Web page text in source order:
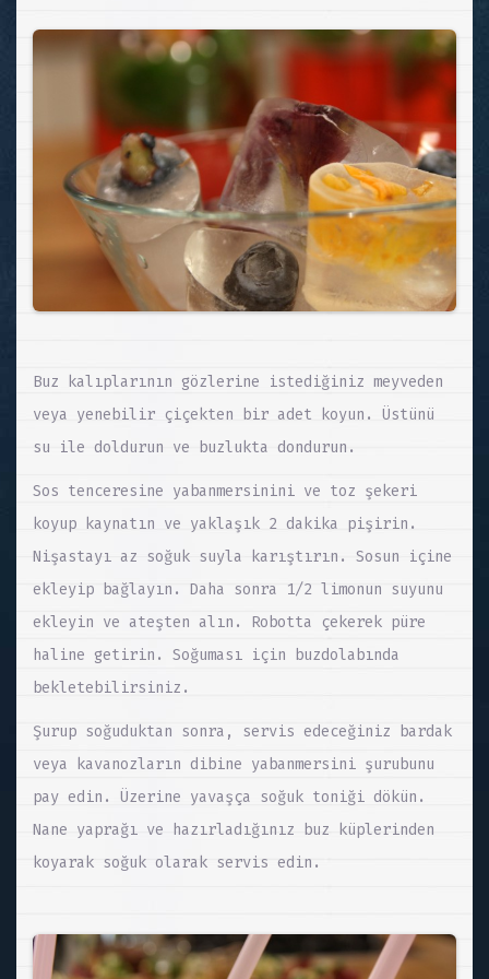
Buz kalıplarının gözlerine istediğiniz meyveden
veya yenebilir çiçekten bir adet koyun. Üstünü
su ile doldurun ve buzlukta dondurun.
Sos tenceresine yabanmersinini ve toz şekeri
koyup kaynatın ve yaklaşık 2 dakika pişirin.
Nişastayı az soğuk suyla karıştırın. Sosun içine
ekleyip bağlayın. Daha sonra 1/2 limonun suyunu
ekleyin ve ateşten alın. Robotta çekerek püre
haline getirin. Soğuması için buzdolabında
bekletebilirsiniz.
Şurup soğuduktan sonra, servis edeceğiniz bardak
veya kavanozların dibine yabanmersini şurubunu
pay edin. Üzerine yavaşça soğuk toniği dökün.
Nane yaprağı ve hazırladığınız buz küplerinden
koyarak soğuk olarak servis edin.